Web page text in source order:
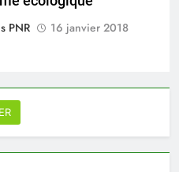
PNR
16 janvier 2018